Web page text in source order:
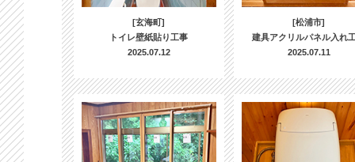
[玄海町]
トイレ壁紙貼り工事
2025.07.12
[松浦市]
建具アクリルパネル入れ
2025.07.11